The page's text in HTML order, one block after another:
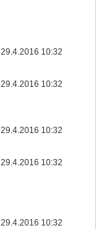
29.4.2016 10:32
29.4.2016 10:32
29.4.2016 10:32
29.4.2016 10:32
29.4.2016 10:32